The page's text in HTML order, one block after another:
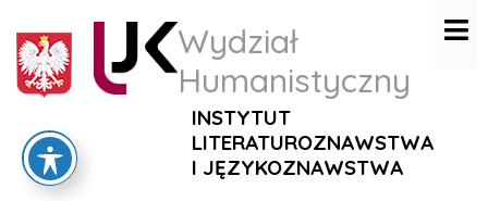
Wydział
Humanistyczny
INSTYTUT
LITERATUROZNAWSTWA
I JĘZYKOZNAWSTWA